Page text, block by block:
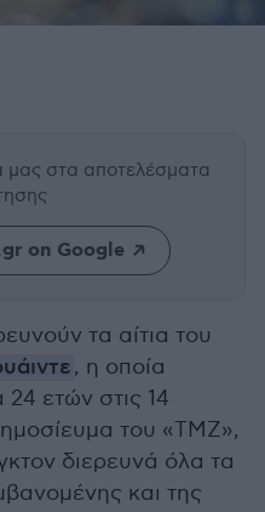
μας στα αποτελέσματα
on Google
τα αίτια του
, η οποία
ετών στις 14
του «TMZ»,
διερευνά όλα τα
και της